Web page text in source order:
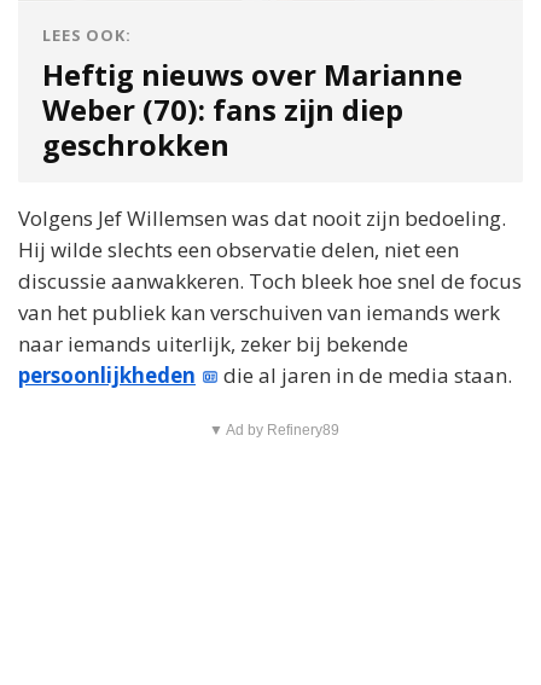
LEES OOK:
Heftig nieuws over Marianne
Weber (70): fans zijn diep
geschrokken
Volgens Jef Willemsen was dat nooit zijn bedoeling.
Hij wilde slechts een observatie delen, niet een
discussie aanwakkeren. Toch bleek hoe snel de focus
van het publiek kan verschuiven van iemands werk
naar iemands uiterlijk, zeker bij bekende
persoonlijkheden
die al jaren in de media staan.
▼ Ad by Refinery89